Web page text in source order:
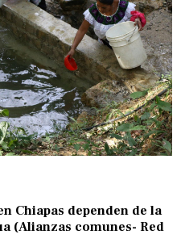
Chiapas dependen de la
(Alianzas comunes- Red